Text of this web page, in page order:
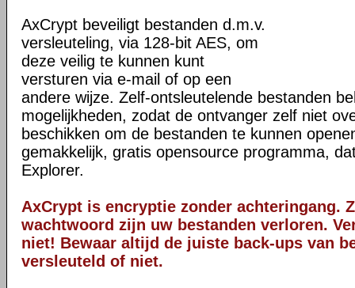
AxCrypt beveiligt bestanden d.m.v.
versleuteling, via 128-bit AES, om
deze veilig te kunnen kunt
versturen via e-mail of op een
andere wijze. Zelf-ontsleutelende bestanden
mogelijkheden, zodat de ontvanger zelf niet
beschikken om de bestanden te kunnen
gemakkelijk, gratis opensource programma,
Explorer.
AxCrypt is encryptie zonder achteringang.
wachtwoord zijn uw bestanden verloren.
niet! Bewaar altijd de juiste back-ups van
versleuteld of niet.